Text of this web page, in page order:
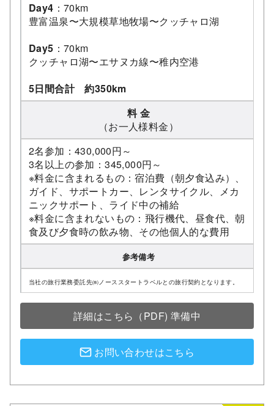
Day4 ：70km
豊富温泉〜大規模草地牧場〜クッチャロ湖
Day5 ：70km
クッチャロ湖〜エサヌカ線〜稚内空港
5日間合計 約350km
料 金
（お一人様料金）
2名参加：430,000円～
3名以上の参加：345,000円～
※料金に含まれるもの：宿泊費（朝夕食込み）、
ガイド、サポートカー、レンタサイクル、メカ
ニックサポート、ライド中の補給
※料金に含まれないもの：飛行機代、昼食代、朝
食及び夕食時の飲み物、その他個人的な費用
参考備考
当社の旅行業務委託先㈱ノーススタートラベルとの旅行契約となります。
詳細はこちら（PDF) 準備中
お問い合わせはこちら